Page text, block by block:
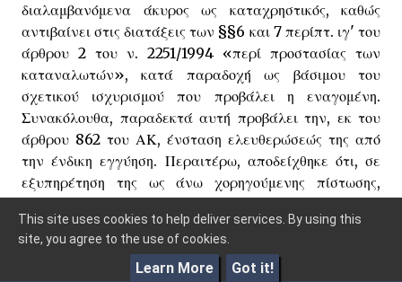
διαλαμβανόμενα άκυρος ως καταχρηστικός, καθώς
αντιβαίνει στις διατάξεις των §§6 και 7 περίπτ. ιγ' του
άρθρου 2 του ν. 2251/1994 «περί προστασίας των
καταναλωτών», κατά παραδοχή ως βάσιμου του
σχετικού ισχυρισμού που προβάλει η εναγομένη.
Συνακόλουθα, παραδεκτά αυτή προβάλει την, εκ του
άρθρου 862 του ΑΚ, ένσταση ελευθερώσεώς της από
την ένδικη εγγύηση. Περαιτέρω, αποδείχθηκε ότι, σε
εξυπηρέτηση της ως άνω χορηγούμενης πίστωσης,
λογαριασμός, ο οποίος κινήθηκε κανονικά μέχρι τον
Ιούνιο του 1996, οπότε και το πρώτον παρατηρήθηκε μη
καταχώρηση πληρωμών στον ως άνω λογαριασμό εκ
This site uses cookies to help deliver services. By using this
site, you agree to the use of cookies.
Learn More Got it!